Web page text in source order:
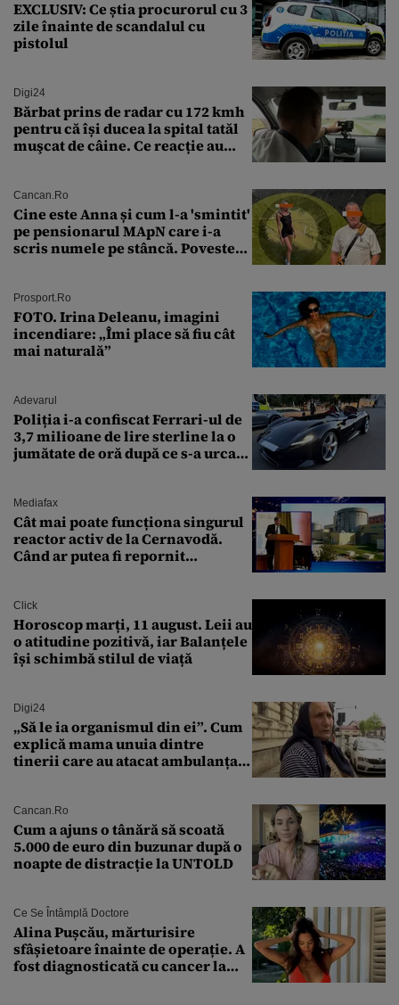
EXCLUSIV: Ce știa procurorul cu 3
zile înainte de scandalul cu
pistolul
Digi24
Bărbat prins de radar cu 172 kmh
pentru că își ducea la spital tatăl
muşcat de câine. Ce reacție au
Cancan.ro
Cine este Anna și cum l-a 'smintit'
pe pensionarul MApN care i-a
scris numele pe stâncă. Povestea
Transfăgărășan
Prosport.ro
FOTO. Irina Deleanu, imagini
incendiare: „Îmi place să fiu cât
mai naturală”
Adevarul
Poliția i-a confiscat Ferrari-ul de
3,7 milioane de lire sterline la o
jumătate de oră după ce s-a urcat
Mediafax
Cât mai poate funcționa singurul
reactor activ de la Cernavodă.
Când ar putea fi repornit
Click
Horoscop marți, 11 august. Leii au
o atitudine pozitivă, iar Balanțele
își schimbă stilul de viață
Digi24
„Să le ia organismul din ei”. Cum
explică mama unuia dintre
tinerii care au atacat ambulanța
Cancan.ro
Cum a ajuns o tânără să scoată
5.000 de euro din buzunar după o
noapte de distracție la UNTOLD
Ce Se Întâmplă Doctore
Alina Pușcău, mărturisire
sfâșietoare înainte de operație. A
fost diagnosticată cu cancer la